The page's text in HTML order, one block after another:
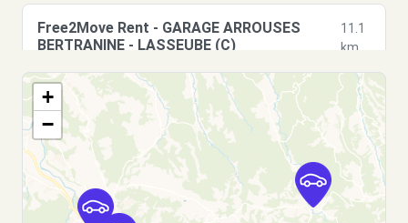
Free2Move Rent - GARAGE ARROUSES
BERTRANINE - LASSEUBE (C)
11.1
km
RUE CAZENAVE JANET
LASSEUBE, 64290
Voir l'agence
+
−